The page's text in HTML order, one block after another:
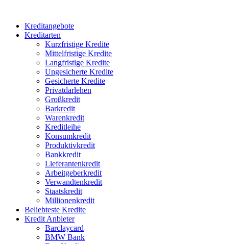
Kreditangebote
Kreditarten
Kurzfristige Kredite
Mittelfristige Kredite
Langfristige Kredite
Ungesicherte Kredite
Gesicherte Kredite
Privatdarlehen
Großkredit
Barkredit
Warenkredit
Kreditleihe
Konsumkredit
Produktivkredit
Bankkredit
Lieferantenkredit
Arbeitgeberkredit
Verwandtenkredit
Staatskredit
Millionenkredit
Beliebteste Kredite
Kredit Anbieter
Barclaycard
BMW Bank